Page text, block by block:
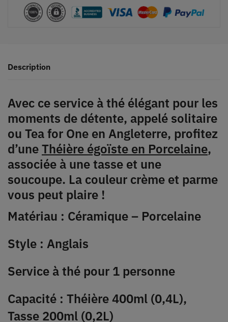
Description
Avec ce service à thé élégant pour les
moments de détente, appelé solitaire
ou Tea for One en Angleterre, profitez
d’uneThéière égoïste en Porcelaine,
associée à une tasse et une
soucoupe. La couleur crème et parme
vous peut plaire !
Matériau : Céramique – Porcelaine
Style : Anglais
Service à thé pour 1 personne
Capacité : Théière 400ml (0,4L),
Tasse 200ml (0,2L)